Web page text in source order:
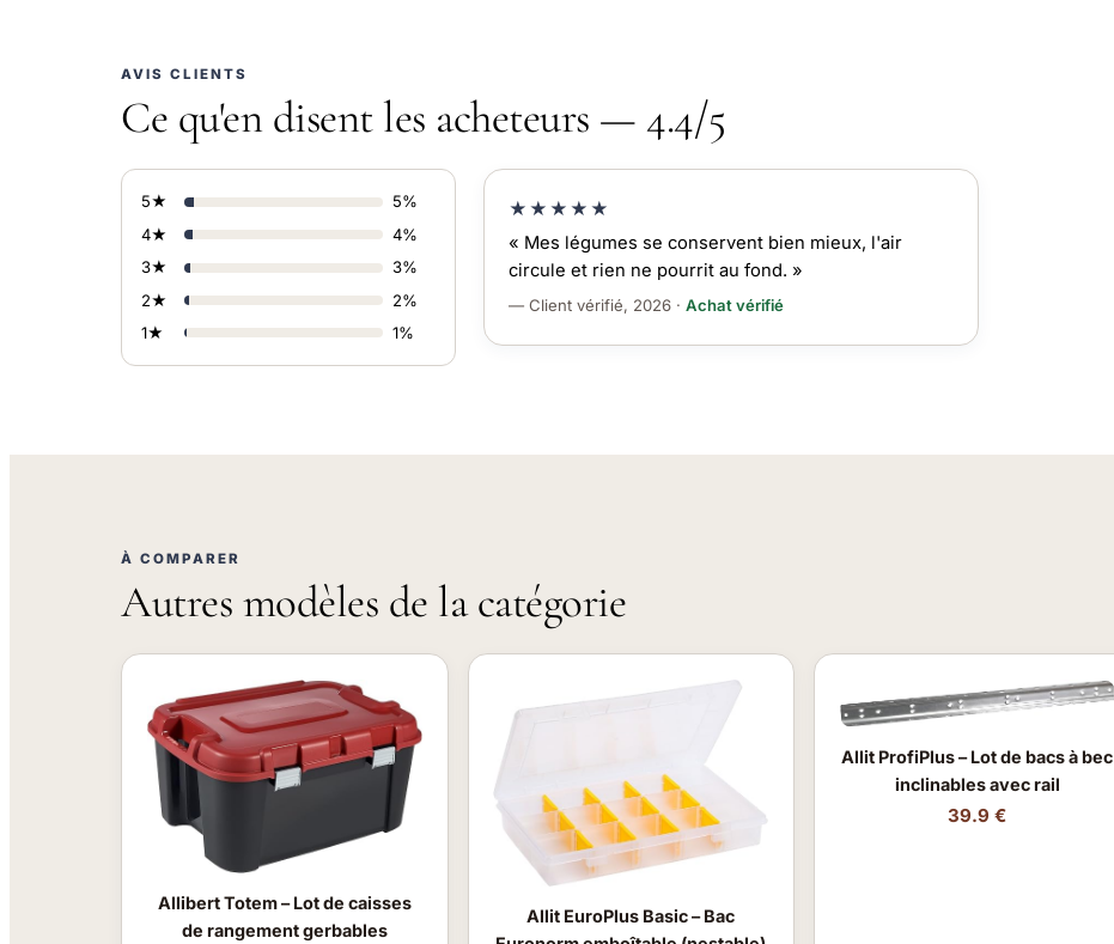
AVIS CLIENTS
Ce qu'en disent les acheteurs — 4.4/5
5★
5%
4★
4%
3★
3%
2★
2%
1★
1%
★★★★★
« Mes légumes se conservent bien mieux, l'air
circule et rien ne pourrit au fond. »
— Client vérifié, 2026 ·Achat vérifié
À COMPARER
Autres modèles de la catégorie
Allibert Totem – Lot de caisses
de rangement gerbables
Allit EuroPlus Basic – Bac
Allit ProfiPlus – Lot de bacs à bec
inclinables avec rail
39.9 €